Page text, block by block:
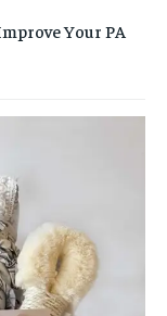
Your PA